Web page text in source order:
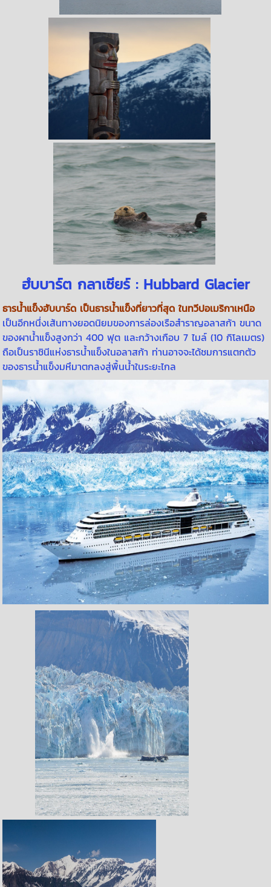
ฮํบบาร์ต กลาเซียร์ : Hubbard Glacier
ธารน้ำแข็งฮับบาร์ด เป็นธารน้ำแข็งที่ยาวที่สุด ในทวีปอเมริกาเหนือ
เป็นอีกหนึ่งเส้นทางยอดนิยมของการล่องเรือสำราญอลาสก้า ขนาด
ของผาน้ำแข็งสูงกว่า 400 ฟุต และกว้างเกือบ 7 ไมล์ (10 กิโลเมตร)
ถือเป็นราชินีแห่งธารน้ำแข็งในอลาสก้า ท่านอาจจะได้ชมการแตกตัว
ของธารน้ำแข็งมหึมาตกลงสู่พื้นน้ำในระยะไกล